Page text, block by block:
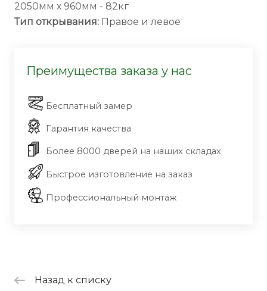
2050мм х 960мм - 82кг
Тип открывания: Правое и левое
Преимущества заказа у нас
Бесплатный замер
Гарантия качества
Более 8000 дверей на наших складах
Быстрое изготовление на заказ
Профессиональный монтаж
Назад к списку